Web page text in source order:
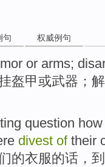
句 权威例句
or arms;
盔甲或武器 ；
question
divest oftheir
的衣服的话，